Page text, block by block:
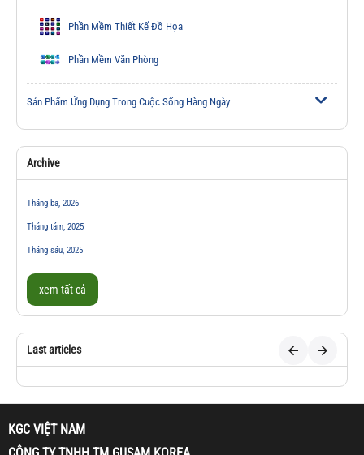
Phần Mềm Thiết Kế Đồ Họa
Phần Mềm Văn Phòng
Sản Phẩm Ứng Dụng Trong Cuộc Sống Hàng Ngày
Archive
Tháng ba, 2026
Tháng tám, 2025
Tháng sáu, 2025
xem tất cả
Last articles
KGC VIỆT NAM